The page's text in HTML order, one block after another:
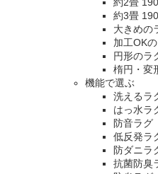
約2畳
約3畳
大きめの
加工OK
円形のラ
楕円・変
機能で選ぶ
洗えるラ
はっ水ラ
防音ラグ
低反発ラ
防ダニラ
抗菌防臭